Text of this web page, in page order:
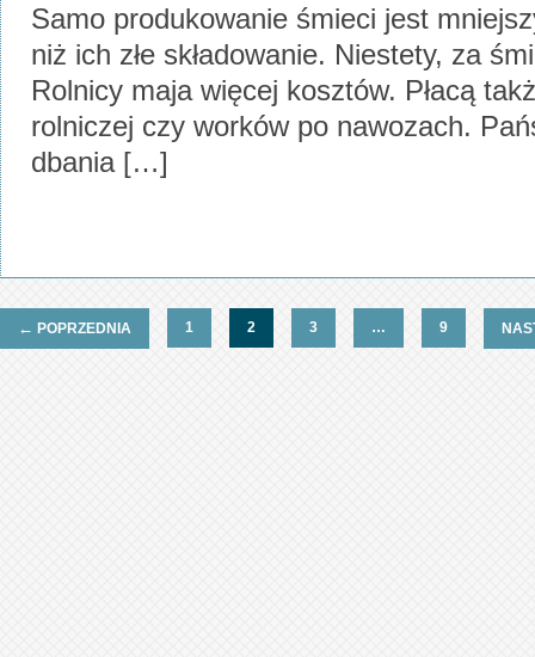
Samo produkowanie śmieci jest
niż ich złe składowanie. Niestety, za
Rolnicy maja więcej kosztów. Płacą
rolniczej czy worków po nawozach.
dbania […]
← POPRZEDNIA 1 2 3 … 9